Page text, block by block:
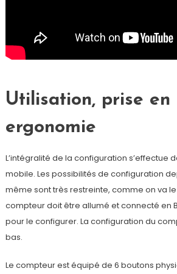
Utilisation, prise en
ergonomie
L’intégralité de la configuration s’effectue
mobile. Les possibilités de configuration
même sont très restreinte, comme on va le
compteur doit être allumé et connecté en
pour le configurer. La configuration du
bas.
Le compteur est équipé de 6 boutons